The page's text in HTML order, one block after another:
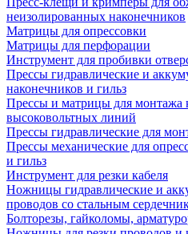
неизолированных наконечников
Матрицы для опрессовки
Матрицы для перфорации
Инструмент для пробивки
Прессы гидравлические и
наконечников и гильз
Прессы и матрицы для монтажа
высоковольтных линий
Прессы гидравлические для
Прессы механические для
и гильз
Инструмент для резки кабеля
Ножницы гидравлические и
проводов со стальным
Болторезы, гайколомы,